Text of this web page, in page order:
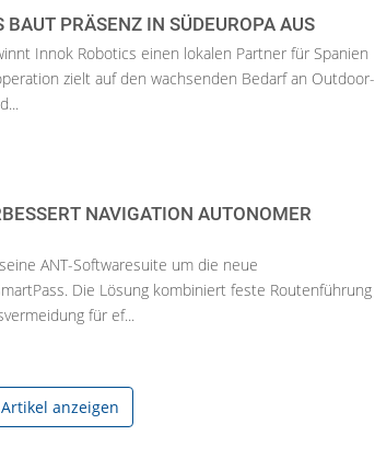
BAUT PRÄSENZ IN SÜDEUROPA AUS
Innok Robotics einen lokalen Partner für Spanien
zielt auf den wachsenden Bedarf an Outdoor-
NAVIGATION AUTONOMER
ANT-Softwaresuite um die neue
Die Lösung kombiniert feste Routenführung
für ef...
anzeigen